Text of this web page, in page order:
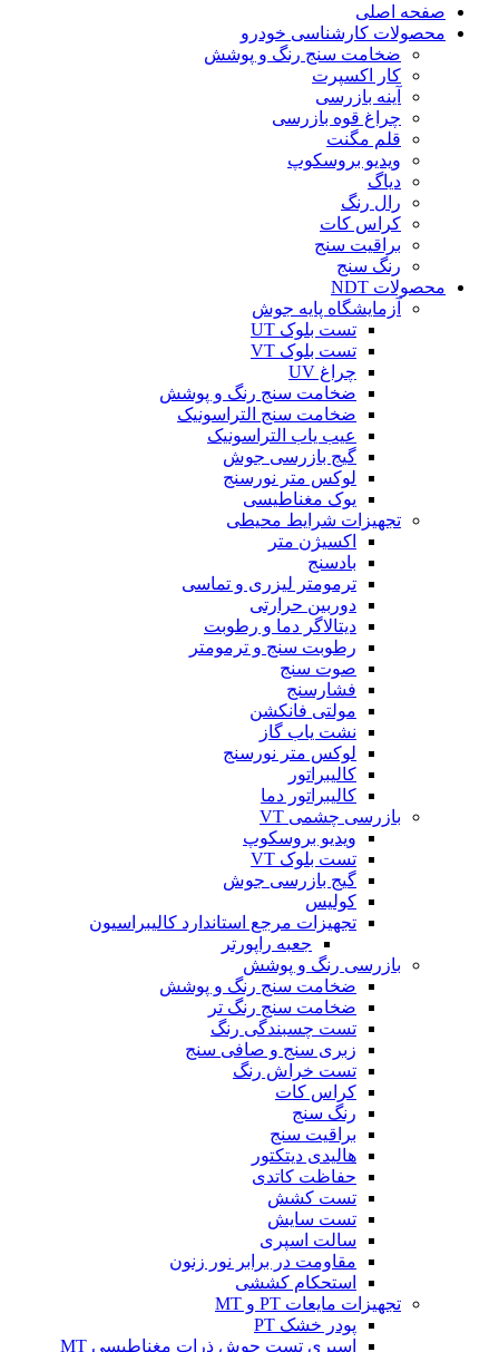
صفحه اصلی
محصولات کارشناسی خودرو
ضخامت سنج رنگ و پوشش
کار اکسپرت
آینه بازرسی
چراغ قوه بازرسی
قلم مگنت
ویدیو بروسکوپ
دیاگ
رال رنگ
کراس کات
براقیت سنج
رنگ سنج
محصولات NDT
آزمایشگاه پایه جوش
تست بلوک UT
تست بلوک VT
چراغ UV
ضخامت سنج رنگ و پوشش
ضخامت سنج التراسونیک
عیب یاب التراسونیک
گیج بازرسی جوش
لوکس متر نورسنج
یوک مغناطیسی
تجهیزات شرایط محیطی
اکسیژن متر
بادسنج
ترمومتر لیزری و تماسی
دوربین حرارتی
دیتالاگر دما و رطوبت
رطوبت سنج و ترمومتر
صوت سنج
فشارسنج
مولتی فانکشن
نشت یاب گاز
لوکس متر نورسنج
کالیبراتور
کالیبراتور دما
بازرسی چشمی VT
ویدیو بروسکوپ
تست بلوک VT
گیج بازرسی جوش
کولیس
تجهیزات مرجع استاندارد کالیبراسیون
جعبه راپورتر
بازرسی رنگ و پوشش
ضخامت سنج رنگ و پوشش
ضخامت سنج رنگ تر
تست چسبندگی رنگ
زبری سنج و صافی سنج
تست خراش رنگ
کراس کات
رنگ سنج
براقیت سنج
هالیدی دیتکتور
حفاظت کاتدی
تست کشش
تست سایش
سالت اسپری
مقاومت در برابر نور زنون
استحکام کششی
تجهیزات مایعات PT و MT
پودر خشک PT
اسپری تست جوش ذرات مغناطیسی MT